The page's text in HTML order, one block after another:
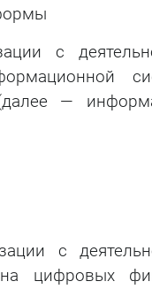
с
—
с
цифровых